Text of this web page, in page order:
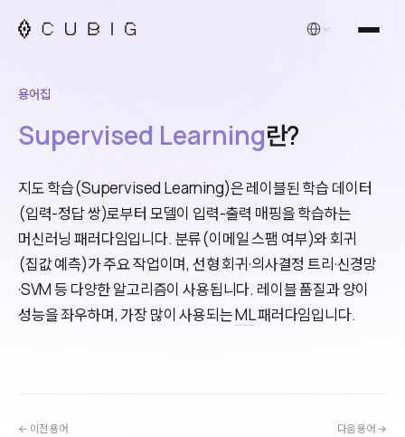
한국어
용어집
Supervised Learning란?
지도 학습(Supervised Learning)은 레이블된 학습 데이터
(입력-정답 쌍)로부터 모델이 입력-출력 매핑을 학습하는
머신러닝 패러다임입니다. 분류(이메일 스팸 여부)와 회귀
(집값 예측)가 주요 작업이며, 선형 회귀·의사결정 트리·신경망
·SVM 등 다양한 알고리즘이 사용됩니다. 레이블 품질과 양이
성능을 좌우하며, 가장 많이 사용되는ML패러다임입니다.
← 이전 용어 다음 용어 →